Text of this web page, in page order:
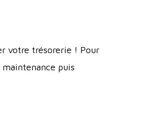
votre trésorerie ! Pour
puis